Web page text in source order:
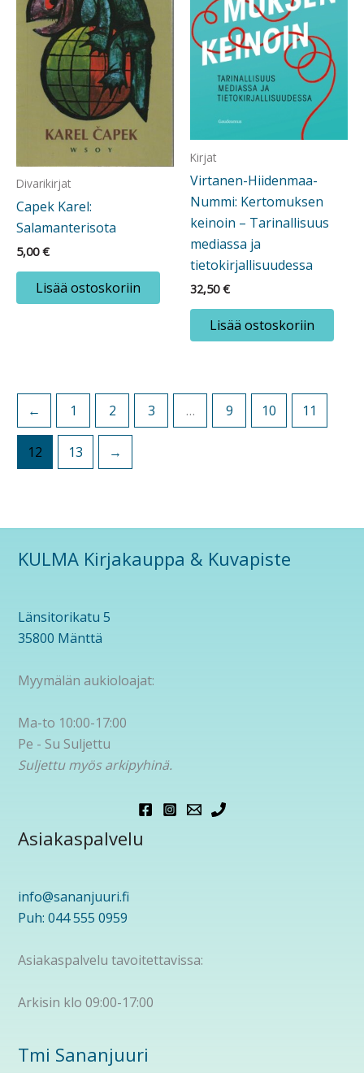
Divarikirjat
Capek Karel:
Salamanterisota
5,00€
Lisää ostoskoriin
Kirjat
Virtanen-Hiidenmaa-
Nummi: Kertomuksen
keinoin – Tarinallisuus
mediassa ja
tietokirjallisuudessa
32,50€
Lisää ostoskoriin
← 1 2 3 … 9 10 11
12 13 →
KULMA Kirjakauppa & Kuvapiste
Länsitorikatu 5
35800 Mänttä
Myymälän aukioloajat:
Ma-to 10:00-17:00
Pe - Su Suljettu
Suljettu myös arkipyhinä.
Asiakaspalvelu
info@sananjuuri.fi
Puh: 044 555 0959
Asiakaspalvelu tavoitettavissa:
Arkisin klo 09:00-17:00
Tmi Sananjuuri